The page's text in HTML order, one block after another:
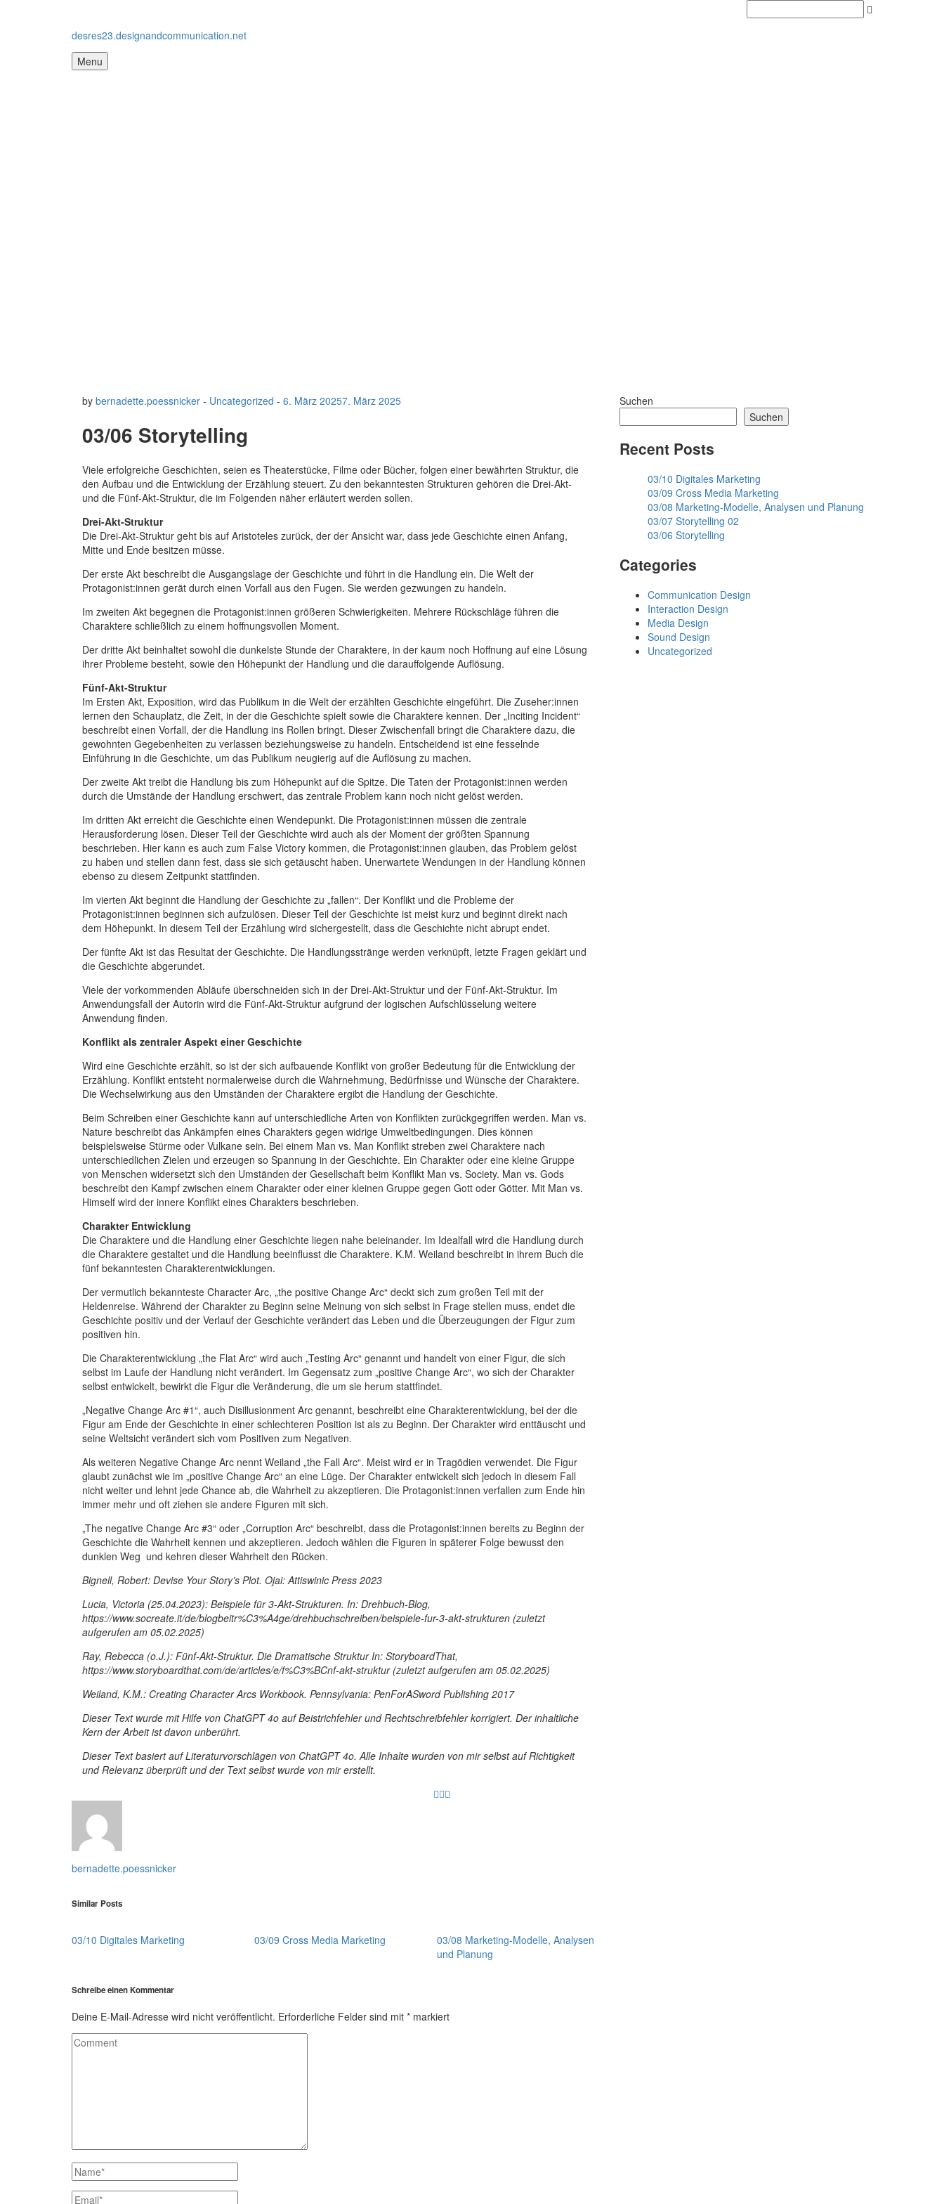
desres23.designandcommunication.net
Menu
by bernadette.poessnicker - Uncategorized - 6. März 20257. März 2025
03/06 Storytelling
Viele erfolgreiche Geschichten, seien es Theaterstücke, Filme oder Bücher, folgen einer bewährten Struktur, die
den Aufbau und die Entwicklung der Erzählung steuert. Zu den bekanntesten Strukturen gehören die Drei-Akt-
und die Fünf-Akt-Struktur, die im Folgenden näher erläutert werden sollen.
Drei-Akt-Struktur
Die Drei-Akt-Struktur geht bis auf Aristoteles zurück, der der Ansicht war, dass jede Geschichte einen Anfang,
Mitte und Ende besitzen müsse.
Der erste Akt beschreibt die Ausgangslage der Geschichte und führt in die Handlung ein. Die Welt der
Protagonist:innen gerät durch einen Vorfall aus den Fugen. Sie werden gezwungen zu handeln.
Im zweiten Akt begegnen die Protagonist:innen größeren Schwierigkeiten. Mehrere Rückschläge führen die
Charaktere schließlich zu einem hoffnungsvollen Moment.
Der dritte Akt beinhaltet sowohl die dunkelste Stunde der Charaktere, in der kaum noch Hoffnung auf eine Lösung
ihrer Probleme besteht, sowie den Höhepunkt der Handlung und die darauffolgende Auflösung.
Fünf-Akt-Struktur
Im Ersten Akt, Exposition, wird das Publikum in die Welt der erzählten Geschichte eingeführt. Die Zuseher:innen
lernen den Schauplatz, die Zeit, in der die Geschichte spielt sowie die Charaktere kennen. Der „Inciting Incident“
beschreibt einen Vorfall, der die Handlung ins Rollen bringt. Dieser Zwischenfall bringt die Charaktere dazu, die
gewohnten Gegebenheiten zu verlassen beziehungsweise zu handeln. Entscheidend ist eine fesselnde
Einführung in die Geschichte, um das Publikum neugierig auf die Auflösung zu machen.
Der zweite Akt treibt die Handlung bis zum Höhepunkt auf die Spitze. Die Taten der Protagonist:innen werden
durch die Umstände der Handlung erschwert, das zentrale Problem kann noch nicht gelöst werden.
Im dritten Akt erreicht die Geschichte einen Wendepunkt. Die Protagonist:innen müssen die zentrale
Herausforderung lösen. Dieser Teil der Geschichte wird auch als der Moment der größten Spannung
beschrieben. Hier kann es auch zum False Victory kommen, die Protagonist:innen glauben, das Problem gelöst
zu haben und stellen dann fest, dass sie sich getäuscht haben. Unerwartete Wendungen in der Handlung können
ebenso zu diesem Zeitpunkt stattfinden.
Im vierten Akt beginnt die Handlung der Geschichte zu „fallen“. Der Konflikt und die Probleme der
Protagonist:innen beginnen sich aufzulösen. Dieser Teil der Geschichte ist meist kurz und beginnt direkt nach
dem Höhepunkt. In diesem Teil der Erzählung wird sichergestellt, dass die Geschichte nicht abrupt endet.
Der fünfte Akt ist das Resultat der Geschichte. Die Handlungsstränge werden verknüpft, letzte Fragen geklärt und
die Geschichte abgerundet.
Viele der vorkommenden Abläufe überschneiden sich in der Drei-Akt-Struktur und der Fünf-Akt-Struktur. Im
Anwendungsfall der Autorin wird die Fünf-Akt-Struktur aufgrund der logischen Aufschlüsselung weitere
Anwendung finden.
Konflikt als zentraler Aspekt einer Geschichte
Wird eine Geschichte erzählt, so ist der sich aufbauende Konflikt von großer Bedeutung für die Entwicklung der
Erzählung. Konflikt entsteht normalerweise durch die Wahrnehmung, Bedürfnisse und Wünsche der Charaktere.
Die Wechselwirkung aus den Umständen der Charaktere ergibt die Handlung der Geschichte.
Beim Schreiben einer Geschichte kann auf unterschiedliche Arten von Konflikten zurückgegriffen werden. Man vs.
Nature beschreibt das Ankämpfen eines Charakters gegen widrige Umweltbedingungen. Dies können
beispielsweise Stürme oder Vulkane sein. Bei einem Man vs. Man Konflikt streben zwei Charaktere nach
unterschiedlichen Zielen und erzeugen so Spannung in der Geschichte. Ein Charakter oder eine kleine Gruppe
von Menschen widersetzt sich den Umständen der Gesellschaft beim Konflikt Man vs. Society. Man vs. Gods
beschreibt den Kampf zwischen einem Charakter oder einer kleinen Gruppe gegen Gott oder Götter. Mit Man vs.
Himself wird der innere Konflikt eines Charakters beschrieben.
Charakter Entwicklung
Die Charaktere und die Handlung einer Geschichte liegen nahe beieinander. Im Idealfall wird die Handlung durch
die Charaktere gestaltet und die Handlung beeinflusst die Charaktere. K.M. Weiland beschreibt in ihrem Buch die
fünf bekanntesten Charakterentwicklungen.
Der vermutlich bekannteste Character Arc, „the positive Change Arc“ deckt sich zum großen Teil mit der
Heldenreise. Während der Charakter zu Beginn seine Meinung von sich selbst in Frage stellen muss, endet die
Geschichte positiv und der Verlauf der Geschichte verändert das Leben und die Überzeugungen der Figur zum
positiven hin.
Die Charakterentwicklung „the Flat Arc“ wird auch „Testing Arc“ genannt und handelt von einer Figur, die sich
selbst im Laufe der Handlung nicht verändert. Im Gegensatz zum „positive Change Arc“, wo sich der Charakter
selbst entwickelt, bewirkt die Figur die Veränderung, die um sie herum stattfindet.
„Negative Change Arc #1“, auch Disillusionment Arc genannt, beschreibt eine Charakterentwicklung, bei der die
Figur am Ende der Geschichte in einer schlechteren Position ist als zu Beginn. Der Charakter wird enttäuscht und
seine Weltsicht verändert sich vom Positiven zum Negativen.
Als weiteren Negative Change Arc nennt Weiland „the Fall Arc“. Meist wird er in Tragödien verwendet. Die Figur
glaubt zunächst wie im „positive Change Arc“ an eine Lüge. Der Charakter entwickelt sich jedoch in diesem Fall
nicht weiter und lehnt jede Chance ab, die Wahrheit zu akzeptieren. Die Protagonist:innen verfallen zum Ende hin
immer mehr und oft ziehen sie andere Figuren mit sich.
„The negative Change Arc #3“ oder „Corruption Arc“ beschreibt, dass die Protagonist:innen bereits zu Beginn der
Geschichte die Wahrheit kennen und akzeptieren. Jedoch wählen die Figuren in späterer Folge bewusst den
dunklen Weg und kehren dieser Wahrheit den Rücken.
Bignell, Robert: Devise Your Story’s Plot. Ojai: Attiswinic Press 2023
Lucia, Victoria (25.04.2023): Beispiele für 3-Akt-Strukturen. In: Drehbuch-Blog,
https://www.socreate.it/de/blogbeitr%C3%A4ge/drehbuchschreiben/beispiele-fur-3-akt-strukturen (zuletzt
aufgerufen am 05.02.2025)
Ray, Rebecca (o.J.): Fünf-Akt-Struktur. Die Dramatische Struktur In: StoryboardThat,
https://www.storyboardthat.com/de/articles/e/f%C3%BCnf-akt-struktur (zuletzt aufgerufen am 05.02.2025)
Weiland, K.M.: Creating Character Arcs Workbook. Pennsylvania: PenForASword Publishing 2017
Dieser Text wurde mit Hilfe von ChatGPT 4o auf Beistrichfehler und Rechtschreibfehler korrigiert. Der inhaltliche
Kern der Arbeit ist davon unberührt.
Dieser Text basiert auf Literaturvorschlägen von ChatGPT 4o. Alle Inhalte wurden von mir selbst auf Richtigkeit
und Relevanz überprüft und der Text selbst wurde von mir erstellt.
bernadette.poessnicker
Similar Posts
03/10 Digitales Marketing 03/09 Cross Media Marketing
03/08 Marketing-Modelle, Analysen
und Planung
Schreibe einen Kommentar
Deine E-Mail-Adresse wird nicht veröffentlicht. Erforderliche Felder sind mit * markiert
Suchen
Suchen
Recent Posts
03/10 Digitales Marketing
03/09 Cross Media Marketing
03/08 Marketing-Modelle, Analysen und Planung
03/07 Storytelling 02
03/06 Storytelling
Categories
Communication Design
Interaction Design
Media Design
Sound Design
Uncategorized